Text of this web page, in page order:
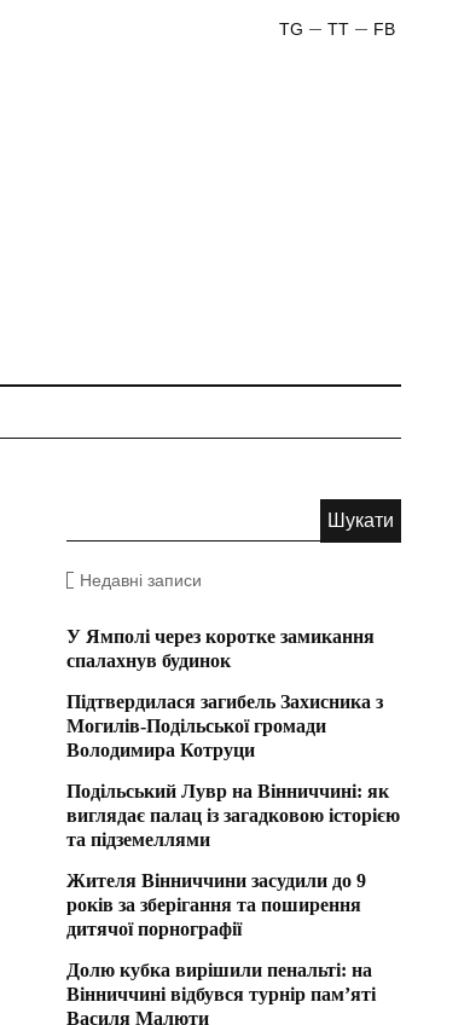
FB
TT
TG
Недавні записи
У Ямполі через коротке замикання
спалахнув будинок
Підтвердилася загибель Захисника з
Могилів-Подільської громади
Володимира Котруци
Подільський Лувр на Вінниччині: як
виглядає палац із загадковою історією
та підземеллями
Жителя Вінниччини засудили до 9
років за зберігання та поширення
дитячої порнографії
Долю кубка вирішили пенальті: на
Вінниччині відбувся турнір пам’яті
Василя Малюти